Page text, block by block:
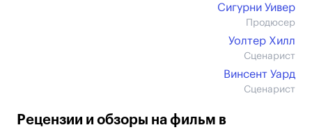
Сигурни Уивер
Продюсер
Уолтер Хилл
Сценарист
Винсент Уард
Сценарист
Рецензии и обзоры на фильм в